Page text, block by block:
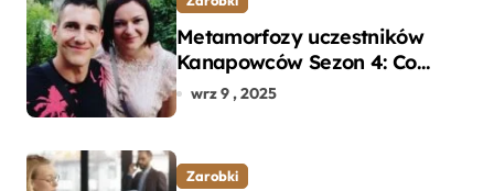
Metamorfozy uczestników
Kanapowców Sezon 4: Co
naprawdę zaskoczyło
wrz 9 , 2025
Zarobki